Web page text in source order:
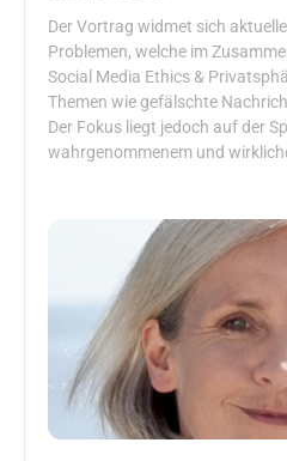
Der Vortrag widmet sich
Problemen, welche im
Social Media Ethics &
Themen wie gefälschte
Der Fokus liegt jedoch auf der
wahrgenommenem und